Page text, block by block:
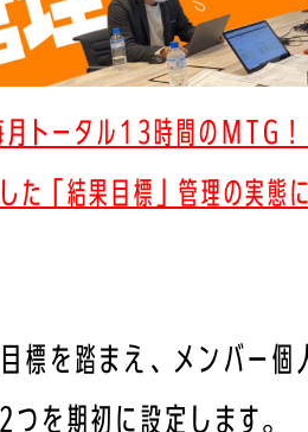
月トータル13時間のMTG
た「結果目標」管理の実態
標を踏まえ、メンバー個
つを期初に設定します。